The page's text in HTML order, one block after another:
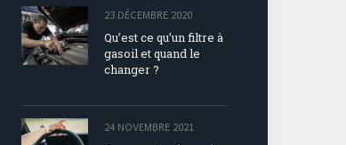
23 DÉCEMBRE 2020
Qu’est ce qu’un filtre à
gasoil et quand le
changer ?
24 NOVEMBRE 2021